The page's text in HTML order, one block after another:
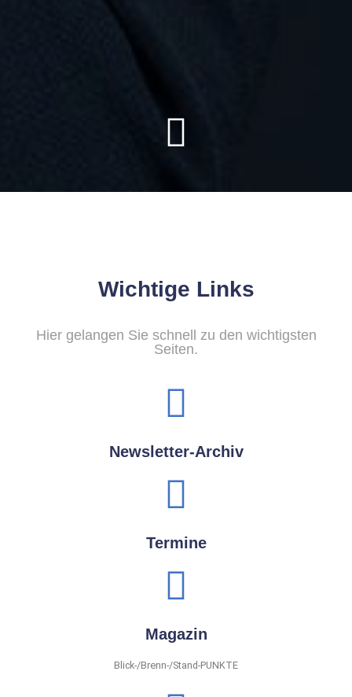
Wichtige Links
Hier gelangen Sie schnell zu den wichtigsten
Seiten.
Newsletter-Archiv
Termine
Magazin
Blick-/Brenn-/Stand-PUNKTE